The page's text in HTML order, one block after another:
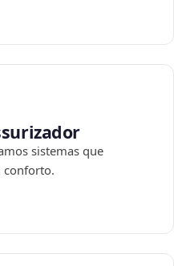
sistemas que
conforto.